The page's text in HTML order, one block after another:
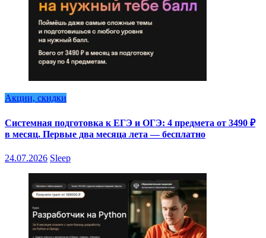
Акции, скидки
Системная подготовка к ЕГЭ и ОГЭ: 4 предмета от 3490 ₽
в месяц. Первые два месяца лета — бесплатно
24.07.2026 Sleep